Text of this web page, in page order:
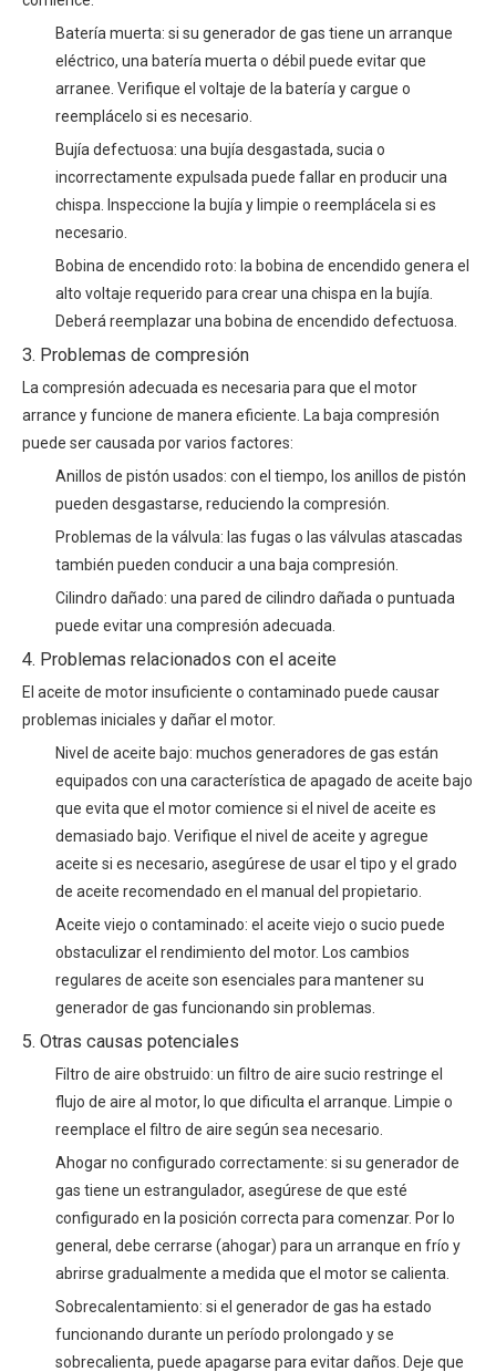
Batería muerta: si su generador de gas tiene un arranque
eléctrico, una batería muerta o débil puede evitar que
arranee. Verifique el voltaje de la batería y cargue o
reemplácelo si es necesario.
Bujía defectuosa: una bujía desgastada, sucia o
incorrectamente expulsada puede fallar en producir una
chispa. Inspeccione la bujía y limpie o reemplácela si es
necesario.
Bobina de encendido roto: la bobina de encendido genera el
alto voltaje requerido para crear una chispa en la bujía.
Deberá reemplazar una bobina de encendido defectuosa.
3. Problemas de compresión
La compresión adecuada es necesaria para que el motor
arrance y funcione de manera eficiente. La baja compresión
puede ser causada por varios factores:
Anillos de pistón usados: con el tiempo, los anillos de pistón
pueden desgastarse, reduciendo la compresión.
Problemas de la válvula: las fugas o las válvulas atascadas
también pueden conducir a una baja compresión.
Cilindro dañado: una pared de cilindro dañada o puntuada
puede evitar una compresión adecuada.
4. Problemas relacionados con el aceite
El aceite de motor insuficiente o contaminado puede causar
problemas iniciales y dañar el motor.
Nivel de aceite bajo: muchos generadores de gas están
equipados con una característica de apagado de aceite bajo
que evita que el motor comience si el nivel de aceite es
demasiado bajo. Verifique el nivel de aceite y agregue
aceite si es necesario, asegúrese de usar el tipo y el grado
de aceite recomendado en el manual del propietario.
Aceite viejo o contaminado: el aceite viejo o sucio puede
obstaculizar el rendimiento del motor. Los cambios
regulares de aceite son esenciales para mantener su
generador de gas funcionando sin problemas.
5. Otras causas potenciales
Filtro de aire obstruido: un filtro de aire sucio restringe el
flujo de aire al motor, lo que dificulta el arranque. Limpie o
reemplace el filtro de aire según sea necesario.
Ahogar no configurado correctamente: si su generador de
gas tiene un estrangulador, asegúrese de que esté
configurado en la posición correcta para comenzar. Por lo
general, debe cerrarse (ahogar) para un arranque en frío y
abrirse gradualmente a medida que el motor se calienta.
Sobrecalentamiento: si el generador de gas ha estado
funcionando durante un período prolongado y se
sobrecalienta, puede apagarse para evitar daños. Deje que